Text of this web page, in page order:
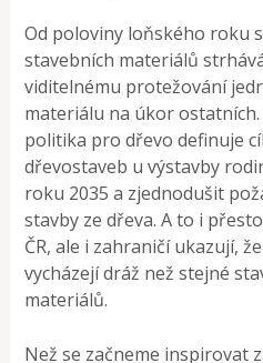
Od poloviny loňského roku
stavebních materiálů
viditelnému protežování
materiálu na úkor ostatních.
politika pro dřevo definuje
dřevostaveb u výstavby
roku 2035 a zjednodušit
stavby ze dřeva. A to i
ČR, ale i zahraničí ukazují,
vycházejí dráž než stejné
materiálů.
Než se začneme inspirovat